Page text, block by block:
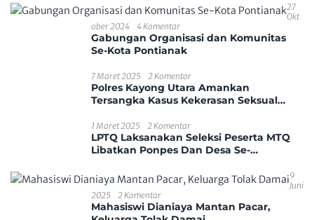
27
Okt
Ober 2024
4 Komentar
Gabungan Organisasi dan Komunitas
Se-Kota Pontianak
7 Maret 2025 2 Komentar
Polres Kayong Utara Amankan
Tersangka Kasus Kekerasan Seksual
1 Maret 2025 2 Komentar
LPTQ Laksanakan Seleksi Peserta MTQ
Libatkan Ponpes Dan Desa Se-
9
Juni
2025
2 Komentar
Mahasiswi Dianiaya Mantan Pacar,